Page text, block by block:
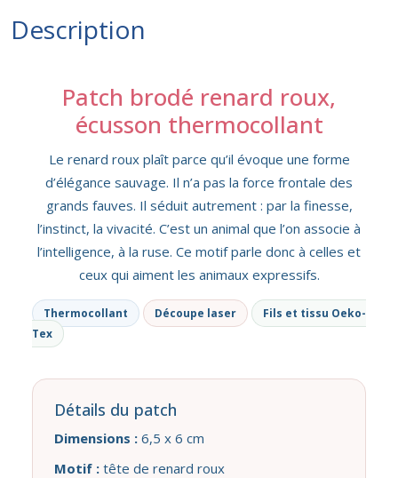
Description
Patch brodé renard roux,
écusson thermocollant
Le renard roux plaît parce qu’il évoque une forme
d’élégance sauvage. Il n’a pas la force frontale des
grands fauves. Il séduit autrement : par la finesse,
l’instinct, la vivacité. C’est un animal que l’on associe à
l’intelligence, à la ruse. Ce motif parle donc à celles et
ceux qui aiment les animaux expressifs.
Thermocollant Découpe laser
Fils et tissu Oeko-
Tex
Détails du patch
Dimensions : 6,5 x 6 cm
Motif : tête de renard roux